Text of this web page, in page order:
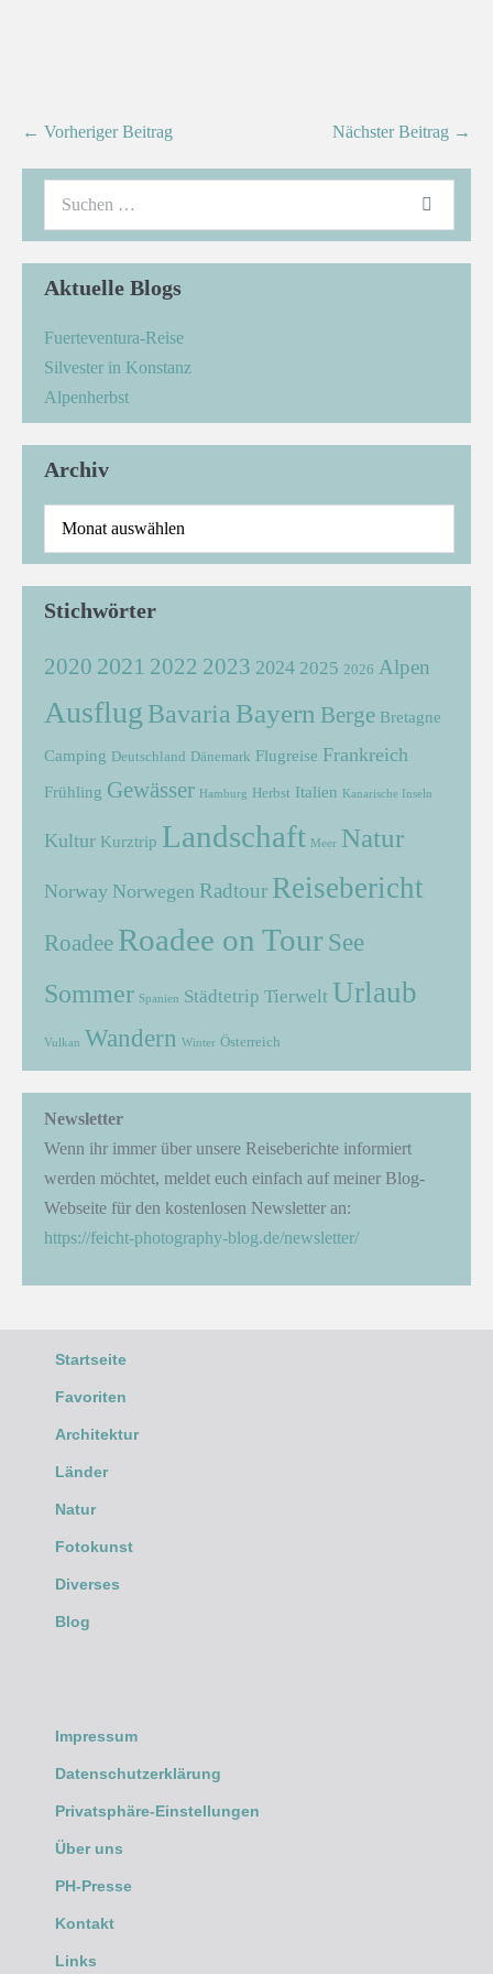
← Vorheriger Beitrag Nächster Beitrag →
Aktuelle Blogs
Fuerteventura-Reise
Silvester in Konstanz
Alpenherbst
Archiv
Stichwörter
2020 2021 2022 2023 2024 2025 2026 Alpen
Ausflug Bavaria Bayern Berge Bretagne
Camping Deutschland Dänemark Flugreise Frankreich
Frühling Gewässer Hamburg Herbst Italien Kanarische Inseln
Kultur Kurztrip Landschaft Meer Natur
Norway Norwegen Radtour Reisebericht
Roadee Roadee on Tour See
Sommer Spanien Städtetrip Tierwelt Urlaub
Vulkan Wandern Winter Österreich
Newsletter
Wenn ihr immer über unsere Reiseberichte informiert
werden möchtet, meldet euch einfach auf meiner Blog-
Webseite für den kostenlosen Newsletter an:
https://feicht-photography-blog.de/newsletter/
Startseite
Favoriten
Architektur
Länder
Natur
Fotokunst
Diverses
Blog
Impressum
Datenschutzerklärung
Privatsphäre-Einstellungen
Über uns
PH-Presse
Kontakt
Links